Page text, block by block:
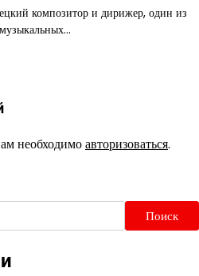
композитор и дирижер, один из
необходимоавторизоваться.
Поиск